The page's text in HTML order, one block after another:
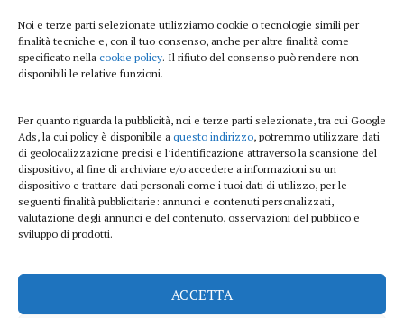
Noi e terze parti selezionate utilizziamo cookie o tecnologie simili per
finalità tecniche e, con il tuo consenso, anche per altre finalità come
specificato nella cookie policy. Il rifiuto del consenso può rendere non
disponibili le relative funzioni.
Per quanto riguarda la pubblicità, noi e terze parti selezionate, tra cui Google
Ads, la cui policy è disponibile a questo indirizzo, potremmo utilizzare dati
di geolocalizzazione precisi e l’identificazione attraverso la scansione del
dispositivo, al fine di archiviare e/o accedere a informazioni su un
dispositivo e trattare dati personali come i tuoi dati di utilizzo, per le
seguenti finalità pubblicitarie: annunci e contenuti personalizzati,
valutazione degli annunci e del contenuto, osservazioni del pubblico e
sviluppo di prodotti.
ACCETTA
Viaggi
Beauty e benessere
Curiosità
Lifestyle
Sport
iTech
ViolaPost.it partecipa al Programma Affiliazione Amazon EU, un programma di